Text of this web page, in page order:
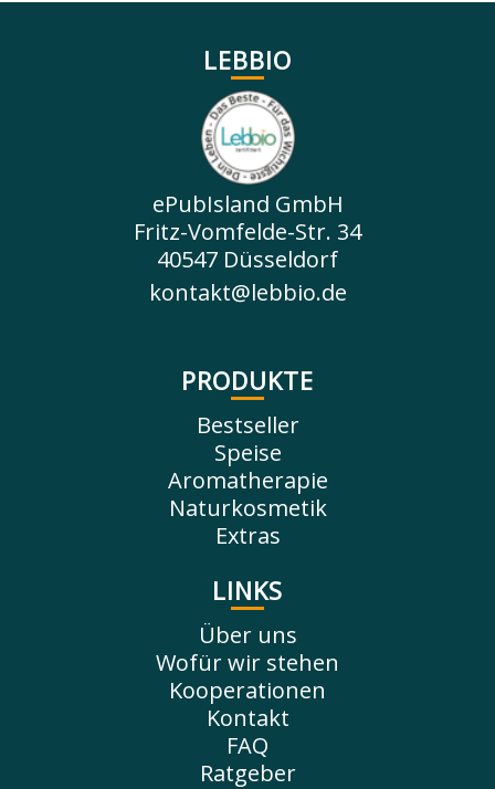
LEBBIO
ePubIsland GmbH
Fritz-Vomfelde-Str. 34
40547 Düsseldorf
kontakt@lebbio.de
PRODUKTE
Bestseller
Speise
Aromatherapie
Naturkosmetik
Extras
LINKS
Über uns
Wofür wir stehen
Kooperationen
Kontakt
FAQ
Ratgeber